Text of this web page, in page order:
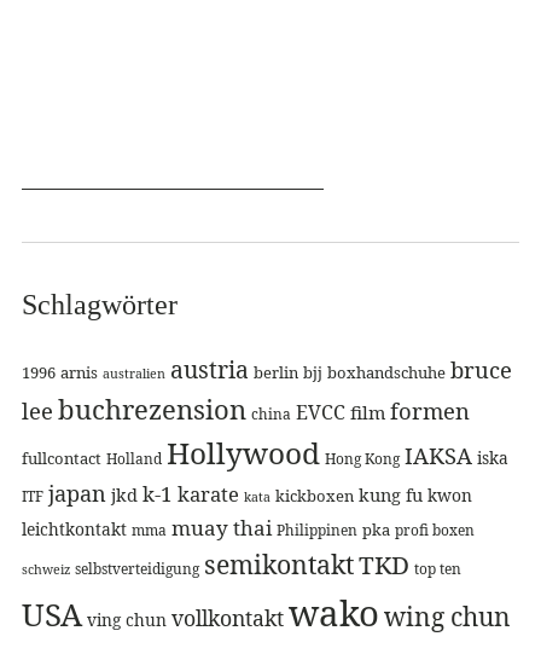
Schlagwörter
1996 arnis australien austria berlin bjj boxhandschuhe bruce
lee buchrezension china EVCC film formen
fullcontact Holland Hollywood Hong Kong IAKSA iska
ITF japan jkd k-1 karate kata kickboxen kung fu kwon
leichtkontakt mma muay thai Philippinen pka profi boxen
schweiz selbstverteidigung semikontaktTKD top ten
USA ving chun vollkontaktwakowing chun